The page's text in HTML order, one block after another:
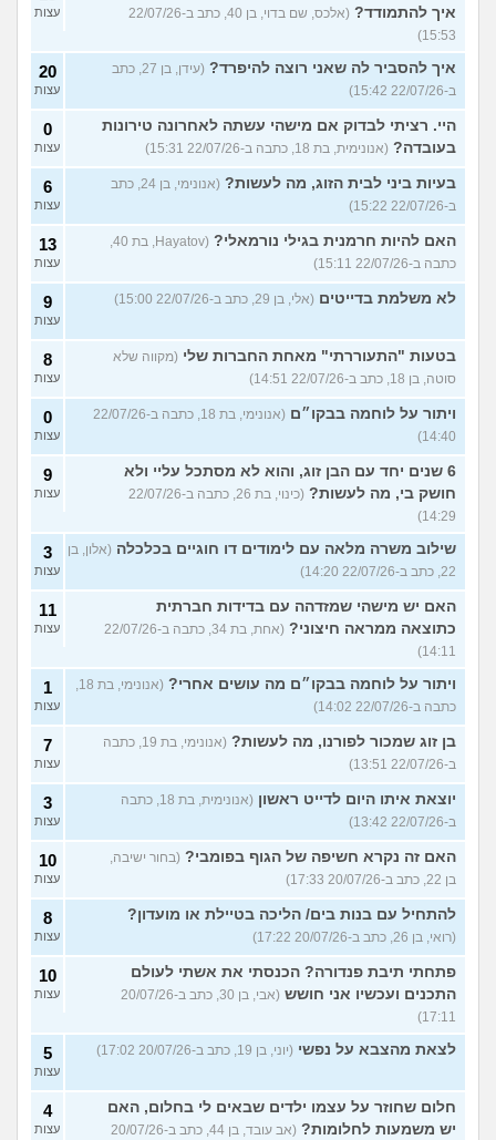
איך להתמודד?
(אלכס, שם בדוי, בן 40, כתב ב-22/07/26
15:53)
עצות
איך להסביר לה שאני רוצה להיפרד?
(עידן, בן 27, כתב
ב-22/07/26 15:42)
20
עצות
היי. רציתי לבדוק אם מישהי עשתה לאחרונה טירונות
בעובדה? (אנונימית, בת 18, כתבה ב-22/07/26 15:31)
0
עצות
בעיות ביני לבית הזוג, מה לעשות?
(אנונימי, בן 24, כתב
ב-22/07/26 15:22)
6
עצות
האם להיות חרמנית בגילי נורמאלי?
(Hayatov, בת 40,
כתבה ב-22/07/26 15:11)
13
עצות
לא משלמת בדייטים (אלי, בן 29, כתב ב-22/07/26 15:00) 9
עצות
בטעות "התעוררתי" מאחת החברות שלי (מקווה שלא
סוטה, בן 18, כתב ב-22/07/26 14:51)
8
עצות
ויתור על לוחמה בבקו״ם
(אנונימי, בת 18, כתבה ב-22/07/26
14:40)
0
עצות
6 שנים יחד עם הבן זוג, והוא לא מסתכל עליי ולא
חושק בי, מה לעשות?
(כינוי, בת 26, כתבה ב-22/07/26
14:29)
9
עצות
שילוב משרה מלאה עם לימודים דו חוגיים בכלכלה (אלון, בן
22, כתב ב-22/07/26 14:20)
3
עצות
האם יש מישהי שמזדהה עם בדידות חברתית
כתוצאה ממראה חיצוני?
(אחת, בת 34, כתבה ב-22/07/26
14:11)
11
עצות
ויתור על לוחמה בבקו״ם מה עושים אחרי?
(אנונימי, בת 18,
כתבה ב-22/07/26 14:02)
1
עצות
בן זוג שמכור לפורנו, מה לעשות?
(אנונימי, בת 19, כתבה
ב-22/07/26 13:51)
7
עצות
יוצאת איתו היום לדייט ראשון
(אנונימית, בת 18, כתבה
ב-22/07/26 13:42)
3
עצות
האם זה נקרא חשיפה של הגוף בפומבי? (בחור ישיבה,
בן 22, כתב ב-20/07/26 17:33)
10
עצות
להתחיל עם בנות בים/ הליכה בטיילת או מועדון?
(רואי, בן 26, כתב ב-20/07/26 17:22)
8
עצות
פתחתי תיבת פנדורה? הכנסתי את אשתי לעולם
התכנים ועכשיו אני חושש
(אבי, בן 30, כתב ב-20/07/26
17:11)
10
עצות
לצאת מהצבא על נפשי (יוני, בן 19, כתב ב-20/07/26 17:02) 5
עצות
חלום שחוזר על עצמו ילדים שבאים לי בחלום, האם
יש משמעות לחלומות?
(אב עובד, בן 44, כתב ב-20/07/26
4
עצות